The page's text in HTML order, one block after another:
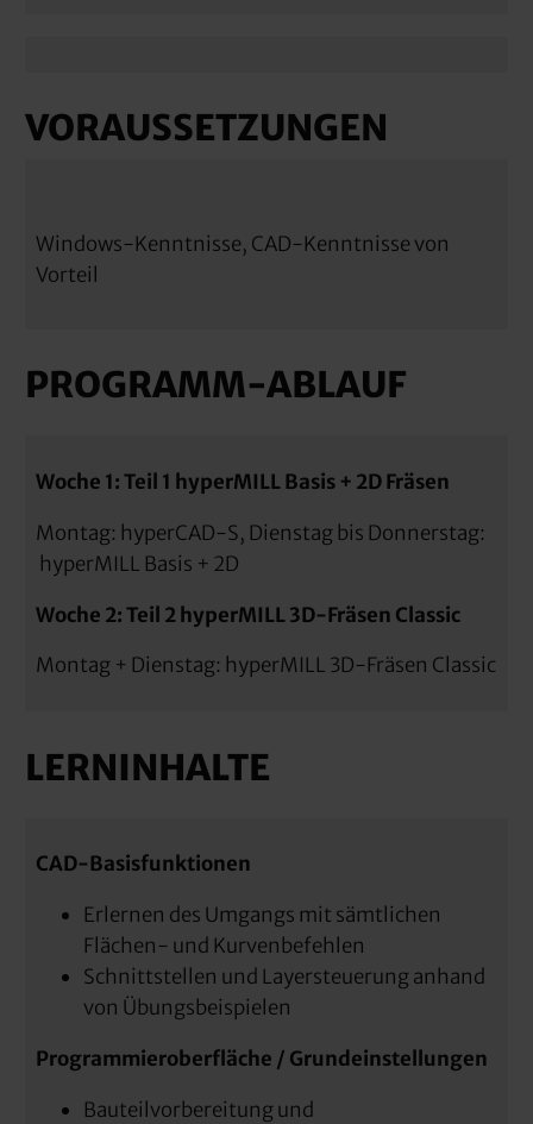
VORAUSSETZUNGEN
Windows-Kenntnisse, CAD-Kenntnisse von
Vorteil
PROGRAMM-ABLAUF
Woche 1: Teil 1 hyperMILL Basis + 2D Fräsen
Montag: hyperCAD-S, Dienstag bis Donnerstag:
hyperMILL Basis + 2D
Woche 2: Teil 2 hyperMILL 3D-Fräsen Classic
Montag + Dienstag: hyperMILL 3D-Fräsen Classic
LERNINHALTE
CAD-Basisfunktionen
Erlernen des Umgangs mit sämtlichen
Flächen- und Kurvenbefehlen
Schnittstellen und Layersteuerung anhand
von Übungsbeispielen
Programmieroberfläche / Grundeinstellungen
Bauteilvorbereitung und